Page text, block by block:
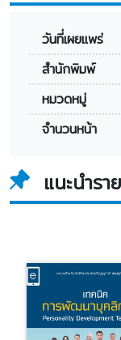
วันที่เผยแพร่
สำนักพิมพ์
หมวดหมู่
จำนวนหน้า
แนะนำร